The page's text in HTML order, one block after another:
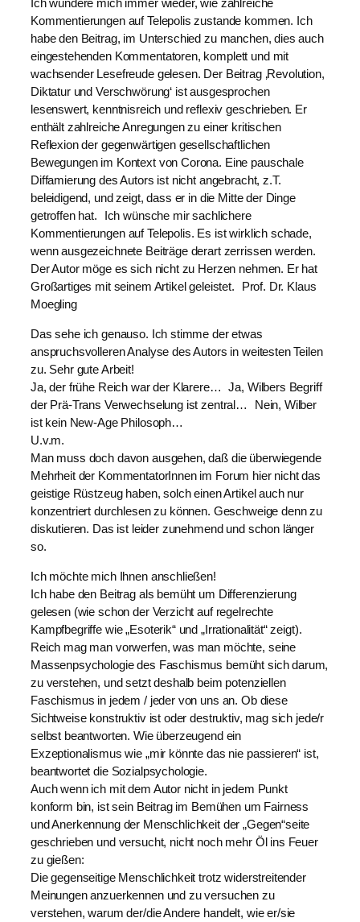
Kommentierungen auf Telepolis zustande kommen. Ich
habe den Beitrag, im Unterschied zu manchen, dies auch
eingestehenden Kommentatoren, komplett und mit
wachsender Lesefreude gelesen. Der Beitrag ‚Revolution,
Diktatur und Verschwörung‘ ist ausgesprochen
lesenswert, kenntnisreich und reflexiv geschrieben. Er
enthält zahlreiche Anregungen zu einer kritischen
Reflexion der gegenwärtigen gesellschaftlichen
Bewegungen im Kontext von Corona. Eine pauschale
Diffamierung des Autors ist nicht angebracht, z.T.
beleidigend, und zeigt, dass er in die Mitte der Dinge
getroffen hat. Ich wünsche mir sachlichere
Kommentierungen auf Telepolis. Es ist wirklich schade,
wenn ausgezeichnete Beiträge derart zerrissen werden.
Der Autor möge es sich nicht zu Herzen nehmen. Er hat
Großartiges mit seinem Artikel geleistet. Prof. Dr. Klaus
Moegling
Das sehe ich genauso. Ich stimme der etwas
anspruchsvolleren Analyse des Autors in weitesten Teilen
zu. Sehr gute Arbeit!
Ja, der frühe Reich war der Klarere… Ja, Wilbers Begriff
der Prä-Trans Verwechselung ist zentral… Nein, Wilber
ist kein New-Age Philosoph…
U.v.m.
Man muss doch davon ausgehen, daß die überwiegende
Mehrheit der KommentatorInnen im Forum hier nicht das
geistige Rüstzeug haben, solch einen Artikel auch nur
konzentriert durchlesen zu können. Geschweige denn zu
diskutieren. Das ist leider zunehmend und schon länger
so.
Ich möchte mich Ihnen anschließen!
Ich habe den Beitrag als bemüht um Differenzierung
gelesen (wie schon der Verzicht auf regelrechte
Kampfbegriffe wie „Esoterik“ und „Irrationalität“ zeigt).
Reich mag man vorwerfen, was man möchte, seine
Massenpsychologie des Faschismus bemüht sich darum,
zu verstehen, und setzt deshalb beim potenziellen
Faschismus in jedem / jeder von uns an. Ob diese
Sichtweise konstruktiv ist oder destruktiv, mag sich jede/r
selbst beantworten. Wie überzeugend ein
Exzeptionalismus wie „mir könnte das nie passieren“ ist,
beantwortet die Sozialpsychologie.
Auch wenn ich mit dem Autor nicht in jedem Punkt
konform bin, ist sein Beitrag im Bemühen um Fairness
und Anerkennung der Menschlichkeit der „Gegen“seite
geschrieben und versucht, nicht noch mehr Öl ins Feuer
zu gießen:
Die gegenseitige Menschlichkeit trotz widerstreitender
Meinungen anzuerkennen und zu versuchen zu
verstehen, warum der/die Andere handelt, wie er/sie